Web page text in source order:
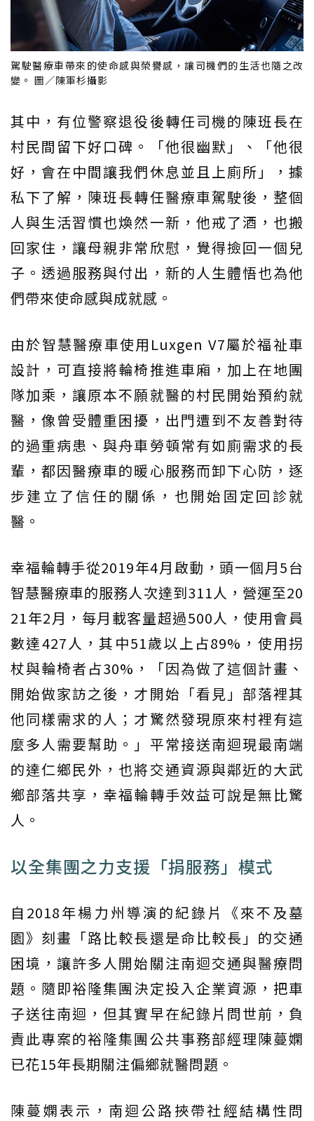
駕駛醫療車帶來的使命感與榮譽感，讓司機們的生活也隨之改
變。 圖／陳軍杉攝影
其中，有位警察退役後轉任司機的陳班長在
村民間留下好口碑。「他很幽默」、「他很
好，會在中間讓我們休息並且上廁所」，據
私下了解，陳班長轉任醫療車駕駛後，整個
人與生活習慣也煥然一新，他戒了酒，也搬
回家住，讓母親非常欣慰，覺得撿回一個兒
子。透過服務與付出，新的人生體悟也為他
們帶來使命感與成就感。
由於智慧醫療車使用Luxgen V7屬於福祉車
設計，可直接將輪椅推進車廂，加上在地團
隊加乘，讓原本不願就醫的村民開始預約就
醫，像曾受體重困擾，出門遭到不友善對待
的過重病患、與舟車勞頓常有如廁需求的長
輩，都因醫療車的暖心服務而卸下心防，逐
步建立了信任的關係，也開始固定回診就
醫。
幸福輪轉手從2019年4月啟動，頭一個月5台
智慧醫療車的服務人次達到311人，營運至20
21年2月，每月載客量超過500人，使用會員
數達427人，其中51歲以上占89%，使用拐
杖與輪椅者占30%，「因為做了這個計畫、
開始做家訪之後，才開始「看見」部落裡其
他同樣需求的人；才驚然發現原來村裡有這
麼多人需要幫助。」平常接送南迴現最南端
的達仁鄉民外，也將交通資源與鄰近的大武
鄉部落共享，幸福輪轉手效益可說是無比驚
人。
以全集團之力支援「捐服務」模式
自2018年楊力州導演的紀錄片《來不及墓
園》刻畫「路比較長還是命比較長」的交通
困境，讓許多人開始關注南迴交通與醫療問
題。隨即裕隆集團決定投入企業資源，把車
子送往南迴，但其實早在紀錄片問世前，負
責此專案的裕隆集團公共事務部經理陳蔓嫻
已花15年長期關注偏鄉就醫問題。
陳蔓嫻表示，南迴公路挾帶社經結構性問